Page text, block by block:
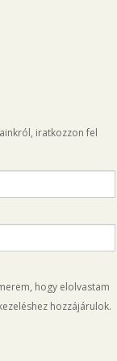
iratkozzon fel
hogy elolvastam
hozzájárulok.